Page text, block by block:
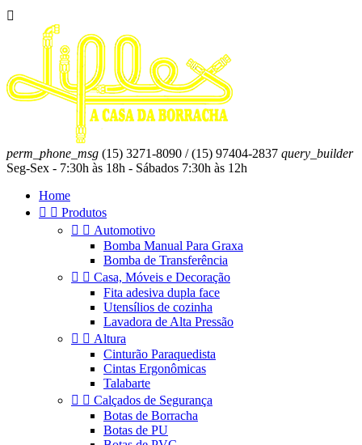

perm_phone_msg (15) 3271-8090 / (15) 97404-2837 query_builder
Seg-Sex - 7:30h às 18h - Sábados 7:30h às 12h
Home
  Produtos
  Automotivo
Bomba Manual Para Graxa
Bomba de Transferência
  Casa, Móveis e Decoração
Fita adesiva dupla face
Utensílios de cozinha
Lavadora de Alta Pressão
  Altura
Cinturão Paraquedista
Cintas Ergonômicas
Talabarte
  Calçados de Segurança
Botas de Borracha
Botas de PU